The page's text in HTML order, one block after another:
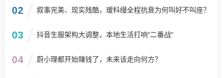
02 叙事完美、现实残酷，瑷科缦全程抗衰为何叫好不叫座？
03 抖音生服架构大调整，本地生活打响“二番战”
04 蔚小理都开始赚钱了，未来该走向何方？